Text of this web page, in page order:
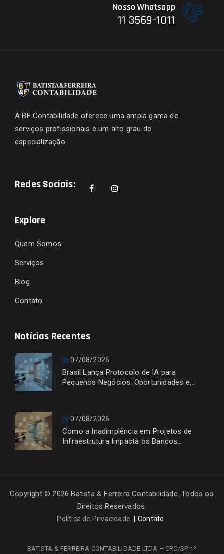
Nosso Whatsapp
11 3569-1011
A BF Contabilidade oferece uma ampla gama de
serviços profissionais e um alto grau de
especialização.
Redes Sociais:
Explore
Quem Somos
Serviços
Blog
Contato
Notícias Recentes
07/08/2026
Brasil Lança Protocolo de IA para
Pequenos Negócios: Oportunidades e
07/08/2026
Como a Inadimplência em Projetos de
Infraestrutura Impacta os Bancos
Copyright © 2026 Batista & Ferreira Contabilidade. Todos os
Direitos Reservados.
Política de Privacidade Contato
BATISTA & FERREIRA CONTABILIDADE LTDA – CRC/SP nº